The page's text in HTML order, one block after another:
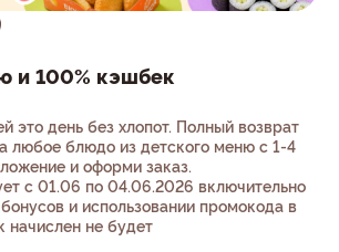
и 100% кэшбек
это день без хлопот. Полный возврат
любое блюдо из детского меню с 1-4
и оформи заказ.
с 01.06 по 04.06.2026 включительно
и использовании промокода в
начислен не будет